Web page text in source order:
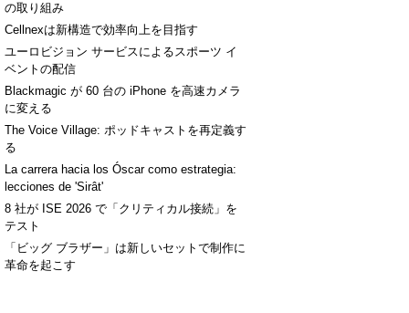
の取り組み
Cellnexは新構造で効率向上を目指す
ユーロビジョン サービスによるスポーツ イ
ベントの配信
Blackmagic が 60 台の iPhone を高速カメラ
に変える
The Voice Village: ポッドキャストを再定義す
る
La carrera hacia los Óscar como estrategia:
lecciones de 'Sirât'
8 社が ISE 2026 で「クリティカル接続」を
テスト
「ビッグ ブラザー」は新しいセットで制作に
革命を起こす